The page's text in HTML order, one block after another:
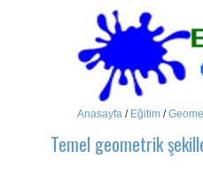
Anasayfa / Eğitim /
Temel geometrik